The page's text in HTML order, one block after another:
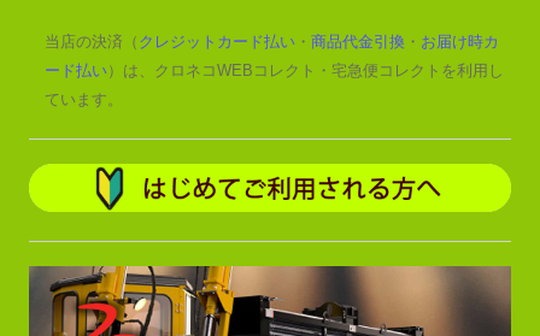
当店の決済（ クレジットカード払い ・ 商品代金引換 ・ お届け時カ
ード払い）は、クロネコWEBコレクト・宅急便コレクトを利用し
ています。